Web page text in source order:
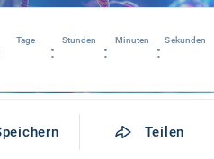
Tage : Stunden : Minuten : Sekunden
Teilen